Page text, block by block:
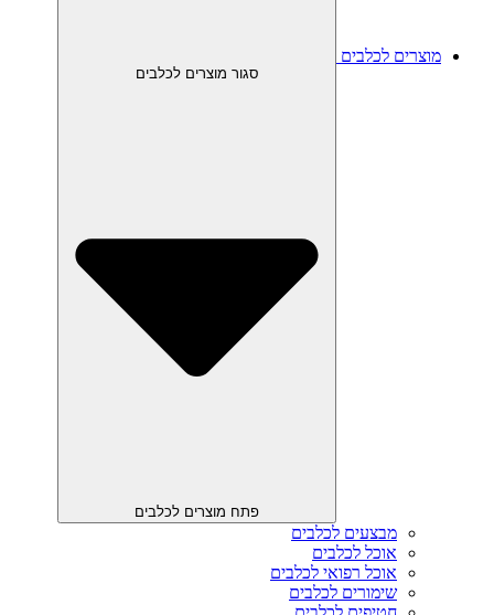
מוצרים לכלבים
סגור מוצרים לכלבים
פתח מוצרים לכלבים
מבצעים לכלבים
אוכל לכלבים
אוכל רפואי לכלבים
שימורים לכלבים